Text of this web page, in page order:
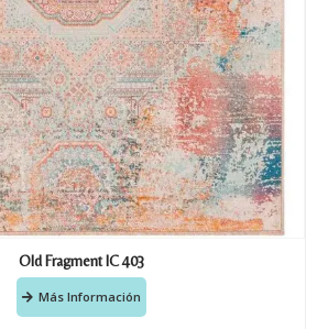
Old Fragment IC 403
Más Información